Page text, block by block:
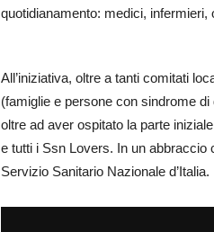
quotidianamento: medici, infermieri,
All’iniziativa, oltre a tanti comitati
(famiglie e persone con sindrome
oltre ad aver ospitato la parte
e tutti i Ssn Lovers. In un abbraccio
Servizio Sanitario Nazionale d’Italia.